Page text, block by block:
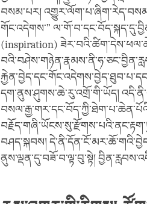
བསམ་པར།
གོང་འདེགས་”
(inspiration)
དག་ནུས་ཤུགས་ཆེ་རུ་འགྲོ་གི་ཡོད།
བཤད་སྐབས།
ནུས་ལྡན་དུ་བཟོ་བ་ལྟ་བུ་སྟེ།